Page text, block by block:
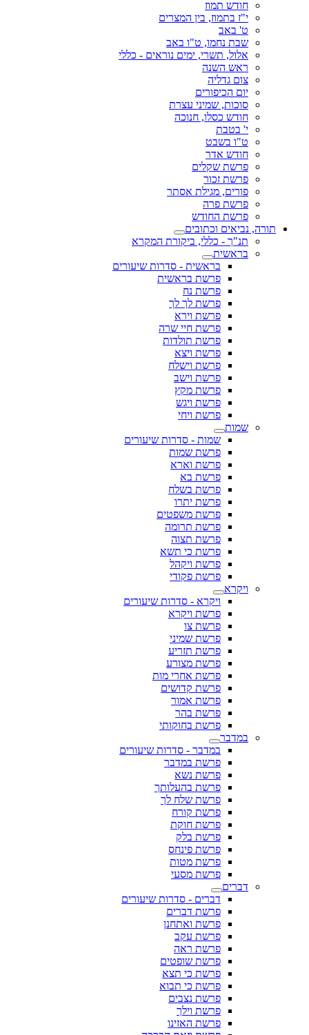
חודש תמוז
י"ז בתמוז, בין המצרים
ט' באב
שבת נחמו, ט"ו באב
אלול, תשרי, ימים נוראים - כללי
ראש השנה
צום גדליה
יום הכיפורים
סוכות, שמיני עצרת
חודש כסלו, חנוכה
י' בטבת
ט"ו בשבט
חודש אדר
פרשת שקלים
פרשת זכור
פורים, מגילת אסתר
פרשת פרה
פרשת החודש
תורה, נביאים וכתובים
תנ"ך - כללי, ביקורת המקרא
בראשית
בראשית - סדרות שיעורים
פרשת בראשית
פרשת נח
פרשת לך לך
פרשת וירא
פרשת חיי שרה
פרשת תולדות
פרשת ויצא
פרשת וישלח
פרשת וישב
פרשת מקץ
פרשת ויגש
פרשת ויחי
שמות
שמות - סדרות שיעורים
פרשת שמות
פרשת וארא
פרשת בא
פרשת בשלח
פרשת יתרו
פרשת משפטים
פרשת תרומה
פרשת תצוה
פרשת כי תשא
פרשת ויקהל
פרשת פקודי
ויקרא
ויקרא - סדרות שיעורים
פרשת ויקרא
פרשת צו
פרשת שמיני
פרשת תזריע
פרשת מצורע
פרשת אחרי מות
פרשת קדושים
פרשת אמור
פרשת בהר
פרשת בחוקותי
במדבר
במדבר - סדרות שיעורים
פרשת במדבר
פרשת נשא
פרשת בהעלותך
פרשת שלח לך
פרשת קורח
פרשת חוקת
פרשת בלק
פרשת פינחס
פרשת מטות
פרשת מסעי
דברים
דברים - סדרות שיעורים
פרשת דברים
פרשת ואתחנן
פרשת עקב
פרשת ראה
פרשת שופטים
פרשת כי תצא
פרשת כי תבוא
פרשת נצבים
פרשת וילך
פרשת האזינו